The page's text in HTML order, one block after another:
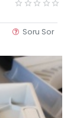
Soru Sor